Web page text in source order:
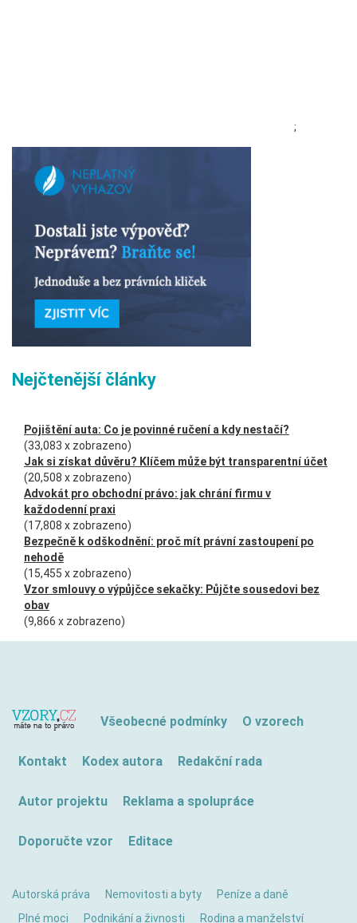
;
Nejčtenější články
Pojištění auta: Co je povinné ručení a kdy nestačí?
(33,083 x zobrazeno)
Jak si získat důvěru? Klíčem může být transparentní účet
(20,508 x zobrazeno)
Advokát pro obchodní právo: jak chrání firmu v
každodenní praxi
(17,808 x zobrazeno)
Bezpečně k odškodnění: proč mít právní zastoupení po
nehodě
(15,455 x zobrazeno)
Vzor smlouvy o výpůjčce sekačky: Půjčte sousedovi bez
obav
(9,866 x zobrazeno)
Všeobecné podmínky O vzorech
Kontakt Kodex autora Redakční rada
Autor projektu Reklama a spolupráce
Doporučte vzor Editace
Autorská práva Nemovitosti a byty
Peníze a daně
Plné moci
Podnikání a živnosti Rodina a manželství